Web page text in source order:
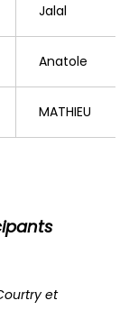
Jalal
Anatole
MATHIEU
et